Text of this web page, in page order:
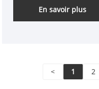
de jardin, des
treillis, un treillis de
est conçu pour
semis doux afin
En savoir plus
< 1 2